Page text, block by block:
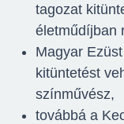
tagozat
életműdíjban
Magyar
kitüntetést
színművész,
továbbá a